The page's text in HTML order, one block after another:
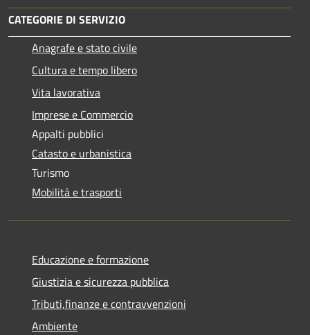
CATEGORIE DI SERVIZIO
Anagrafe e stato civile
Cultura e tempo libero
Vita lavorativa
Imprese e Commercio
Appalti pubblici
Catasto e urbanistica
Turismo
Mobilità e trasporti
Educazione e formazione
Giustizia e sicurezza pubblica
Tributi,finanze e contravvenzioni
Ambiente